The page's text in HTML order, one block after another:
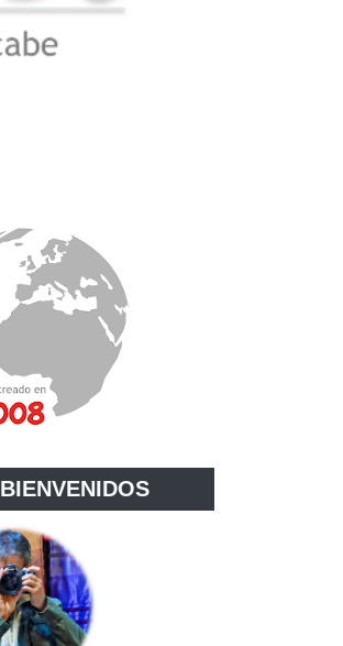
BIENVENIDOS